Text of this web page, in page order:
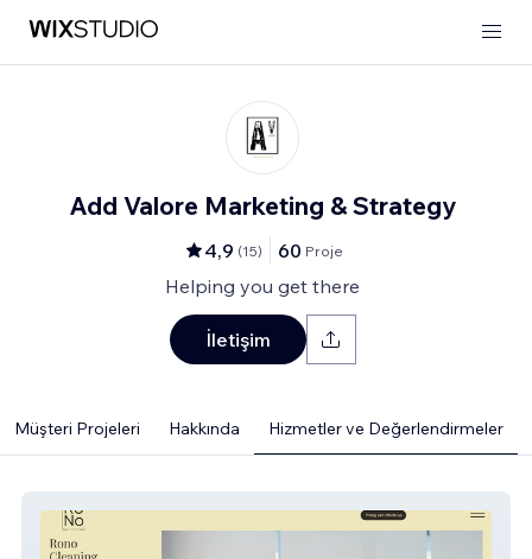
Add Valore Marketing & Strategy
4,9 (15) 60 Proje
Helping you get there
İletişim
Müşteri Projeleri Hakkında Hizmetler ve Değerlendirmeler